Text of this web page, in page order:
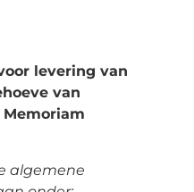
levering van
van
algemene